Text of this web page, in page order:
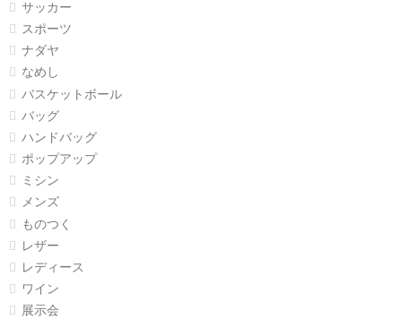
サッカー
スポーツ
ナダヤ
なめし
バスケットボール
バッグ
ハンドバッグ
ポップアップ
ミシン
メンズ
ものつく
レザー
レディース
ワイン
展示会